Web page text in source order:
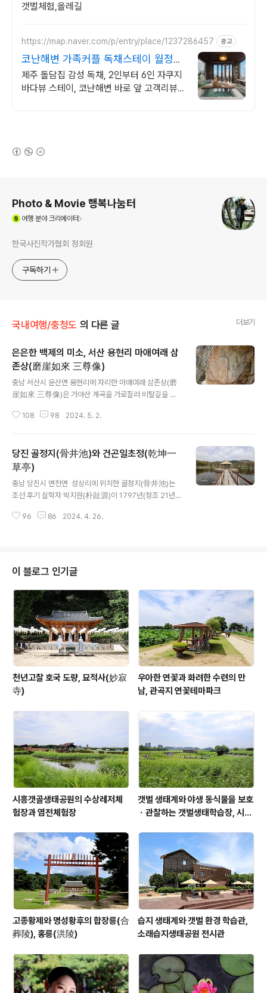
갯벌체험,올레길
https://map.naver.com/p/entry/place/1237286457 광고
코난해변 가족커플 독채스테이 월정리
근처 감성 독채 2채
제주 돌담집 감성 독채, 2인부터 6인 자쿠지
바다뷰 스테이, 코난해변 바로 앞 고객리뷰
Photo & Movie 행복나눔터
여행분야 크리에이터
한국사진작가협회 정회원
구독하기
국내여행/충청도 의 다른 글 더보기
은은한 백제의 미소, 서산 용현리 마애여래 삼
존상(磨崖如來 三尊像)
충남 서산시 운산면 용현리에 자리한 마애여래 삼존상(磨
崖如來 三尊像)은 가야산 계곡을 가로질러 비탈길을 타
다. 마애여래 삼존상은 은은한 미소를 드러내는 여래불상
다. 마애불 삼존상은 반가상이 조각된 이례적인 불상으로
법화경에 나오는 석가와 미륵, 제화갈라보살을 표현한 것
으로 추정된다고 하며, ‘백제의 미소’를 보여주는 불상으로
동아시아의 찬란한 백제 문화를 대표하는 상징물이라고 할
수 있으며 국보 제84호이다 삼존상은 현재를 의미하는 여
래불상을 중심으로 왼쪽의 보살상과 오른쪽의 반가사유상
108 98 2024. 5. 2.
당진 골정지(骨井池)와 건곤일초정(乾坤一
草亭)
충남 당진시 면천면 성상리에 위치한 골정지(骨井池)는
조선 후기 실학자 박지원(朴趾源)이 1797년(정조 21년)
는 연못 중앙에 자리한 건곤일초정(乾坤一草亭)와 함께
한 초가정자로, 박지원이 면천(沔川)의 주산인 몽산(蒙山)
을 본 후 산 밑에 샘이 솟아남을 뜻하는 산수몽(山水蒙) 괘
(卦)와 어울린다고 보아 1800년에 건곤일초정을 건립하
였다고 한다. 건곤일초정(乾坤一草亭)의 의미는 ‘하늘과
땅 사이의 초정’이란 뜻으로, 중국 당나라 때 두보(杜甫)의
시 구절에서 따왔다고 전해진다. 연..
96 86 2024. 4. 26.
이 블로그 인기글
천년고찰 호국 도량, 묘적사(妙寂
寺)
우아한 연꽃과 화려한 수련의 만
남, 관곡지 연꽃테마파크
시흥갯골생태공원의 수상레저체
험장과 염전체험장
갯벌 생태계와 야생 동식물을 보호
ㆍ관찰하는 갯벌생태학습장, 시흥
고종황제와 명성황후의 합장릉(合
葬陵), 홍릉(洪陵)
습지 생태계와 갯벌 환경 학습관,
소래습지생태공원 전시관